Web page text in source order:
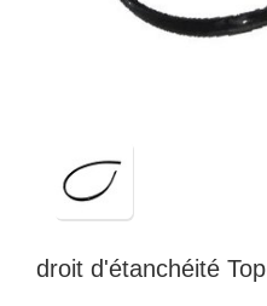
droit d'étanchéité Top